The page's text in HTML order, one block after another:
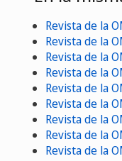
Revista de la
Revista de la
Revista de la
Revista de la
Revista de la
Revista de la
Revista de la
Revista de la
Revista de la